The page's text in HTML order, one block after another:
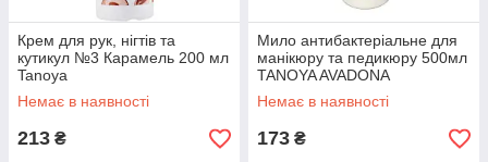
Крем для рук, нігтів та
кутикул №3 Карамель 200 мл
Tanoya
Немає в наявності
213 ₴
Мило антибактеріальне для
манікюру та педикюру 500мл
TANOYA AVADONA
Немає в наявності
173 ₴